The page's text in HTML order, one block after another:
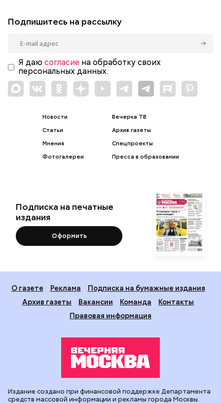
Подпишитесь на рассылку
Я даю согласие на обработку своих
персональных данных.
Новости
Статьи
Мнения
Фотогалереи
Вечерка ТВ
Архив газеты
Спецпроекты
Пресса в образовании
Подписка на печатные
издания
Оформить
О газете Реклама
Подписка на бумажные издания
Архив газеты
Вакансии Команда
Контакты
Правовая информация
Издание создано при финансовой поддержке Департамента
средств массовой информации и рекламы города Москвы.